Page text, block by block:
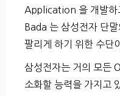
Application 을 개발하
Bada 는 삼성전자 단
팔리게 하기 위한 수단
삼성전자는 거의 모든
소화할 능력을 가지고